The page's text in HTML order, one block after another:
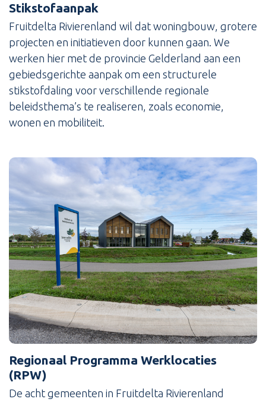
Stikstofaanpak
Fruitdelta Rivierenland wil dat woningbouw, grotere
projecten en initiatieven door kunnen gaan. We
werken hier met de provincie Gelderland aan een
gebiedsgerichte aanpak om een structurele
stikstofdaling voor verschillende regionale
beleidsthema’s te realiseren, zoals economie,
wonen en mobiliteit.
Regionaal Programma Werklocaties
(RPW)
De acht gemeenten in Fruitdelta Rivierenland